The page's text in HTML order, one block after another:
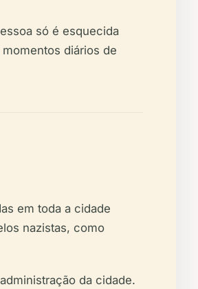
só é esquecida
diários de
em toda a cidade
nazistas, como
da cidade.